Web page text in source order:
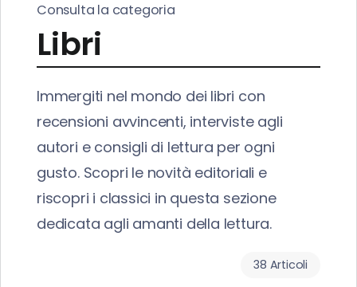
Consulta la categoria
Libri
Immergiti nel mondo dei libri con
recensioni avvincenti, interviste agli
autori e consigli di lettura per ogni
gusto. Scopri le novità editoriali e
riscopri i classici in questa sezione
dedicata agli amanti della lettura.
38 Articoli